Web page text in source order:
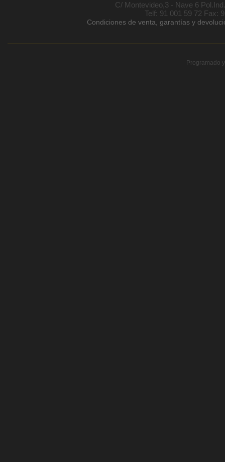
C/ Montevideo,3 - Nave 6
Telf: 91 001 59 72 Fax:
Condiciones de venta, garantías y
Programado